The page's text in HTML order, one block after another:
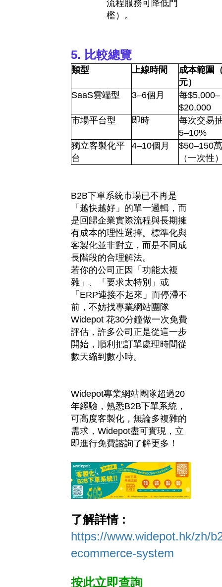
流程服務可降低門
檻）。
5. 比較總覽
類型 上線時間
成本範圍
元）
SaaS雲端型 3–6個月 每$5,000–
$20,000
市場平台型
即時
每次交易
5–10%
獨立客製化平
台
4–10個月 $50–150
（一次性
B2B下單系統市場已不再是
「越快越好」的單一邏輯，而
是回歸企業實際流程與長期擁
有成本的理性選擇。標準化與
客製化並非對立，而是不同成
長階段的合理解法。
若你的公司正因「功能太複
雜」、「要求太特別」或
「 ERP連接不起來」而停滯不
前，不妨找專業網站團隊
Widepot花30分鐘做一次免費
評估，許多公司正是從這一步
開始，順利把訂單處理時間從
數天縮到數小時。
Widepot專業網站團隊超過20
年經驗，熟悉B2B下單系統，
可高度客製化，無論多複雜的
需求，Widepot盡可實現，立
即進行免費諮詢了解更多！
了解詳情:
https://www.widepot.hk/zh/
ecommerce-system
按此立即查詢